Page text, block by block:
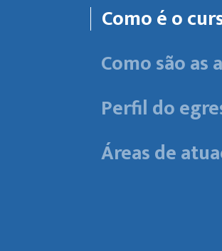
Como é o
Como são as
Perfil do
Áreas de